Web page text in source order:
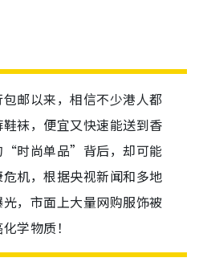
邮以来，相信不少港人都
袜，便宜又快速能送到香
“时尚单品”背后，却可能
机，根据央视新闻和多地
，市面上大量网购服饰被
学物质！